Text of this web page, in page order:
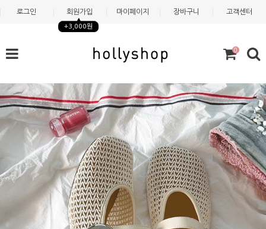
로그인 회원가입
+3,000원
마이페이지 장바구니 고객센터
0